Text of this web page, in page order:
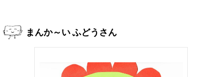
まんか～い ふどうさん